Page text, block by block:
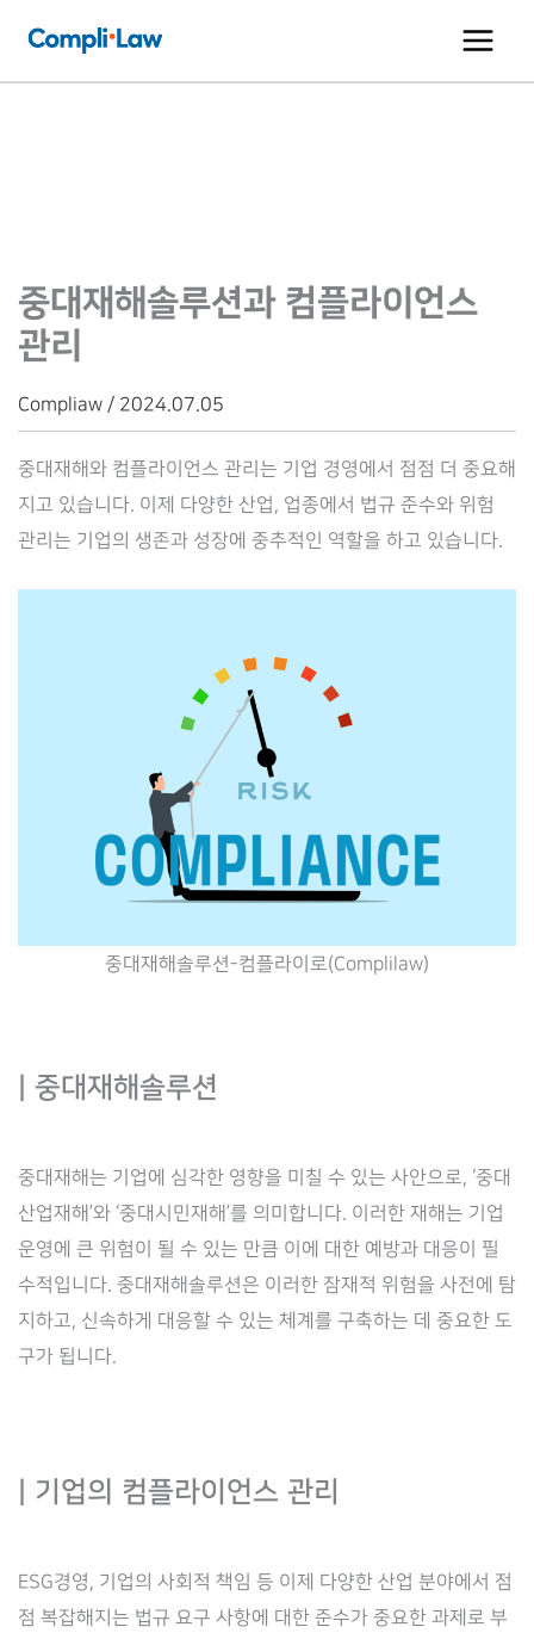
츠
중대재해솔루션과 컴플라이언스
관리
Compliaw / 2024.07.05
중대재해와 컴플라이언스 관리는 기업 경영에서 점점 더 중요해
지고 있습니다. 이제 다양한 산업, 업종에서 법규 준수와 위험
관리는 기업의 생존과 성장에 중추적인 역할을 하고 있습니다.
중대재해솔루션-컴플라이로(Complilaw)
| 중대재해솔루션
중대재해는 기업에 심각한 영향을 미칠 수 있는 사안으로, ‘중대
산업재해’와 ‘중대시민재해’를 의미합니다. 이러한 재해는 기업
운영에 큰 위험이 될 수 있는 만큼 이에 대한 예방과 대응이 필
수적입니다. 중대재해솔루션은 이러한 잠재적 위험을 사전에 탐
지하고, 신속하게 대응할 수 있는 체계를 구축하는 데 중요한 도
구가 됩니다.
| 기업의 컴플라이언스 관리
ESG경영, 기업의 사회적 책임 등 이제 다양한 산업 분야에서 점
점 복잡해지는 법규 요구 사항에 대한 준수가 중요한 과제로 부